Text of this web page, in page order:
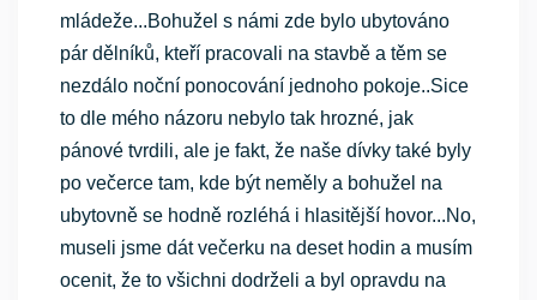
mládeže...Bohužel s námi zde bylo ubytováno
pár dělníků, kteří pracovali na stavbě a těm se
nezdálo noční ponocování jednoho pokoje..Sice
to dle mého názoru nebylo tak hrozné, jak
pánové tvrdili, ale je fakt, že naše dívky také byly
po večerce tam, kde být neměly a bohužel na
ubytovně se hodně rozléhá i hlasitější hovor...No,
museli jsme dát večerku na deset hodin a musím
ocenit, že to všichni dodrželi a byl opravdu na